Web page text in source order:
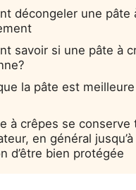
décongeler une pâte
savoir si une pâte à
la pâte est
à crêpes se conserve
en général
d’être bien protégée